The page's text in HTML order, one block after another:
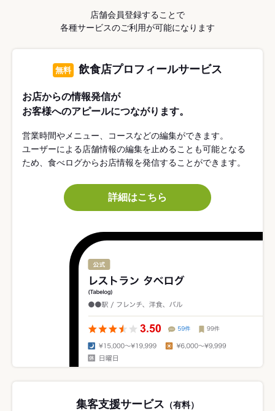
店舗会員登録することで
各種サービスのご利用が可能になります
無料 飲食店プロフィールサービス
お店からの情報発信が
お客様へのアピールにつながります。
営業時間やメニュー、コースなどの編集ができます。
ユーザーによる店舗情報の編集を止めることも可能となる
ため、食べログからお店情報を発信することができます。
詳細はこちら
集客支援サービス （有料）